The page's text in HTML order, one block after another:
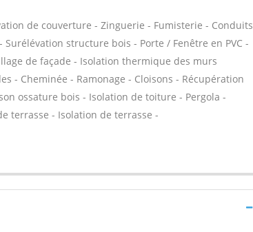
de couverture - Zinguerie - Fumisterie - Conduits
structure bois - Porte / Fenêtre en PVC -
de façade - Isolation thermique des murs
- Cheminée - Ramonage - Cloisons - Récupération
ossature bois - Isolation de toiture - Pergola -
terrasse - Isolation de terrasse -